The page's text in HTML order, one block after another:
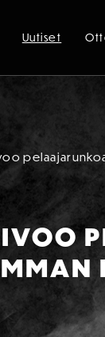
Uutiset